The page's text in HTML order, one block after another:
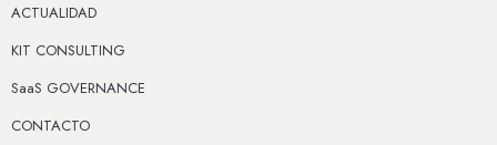
ACTUALIDAD
KIT CONSULTING
SaaS GOVERNANCE
CONTACTO